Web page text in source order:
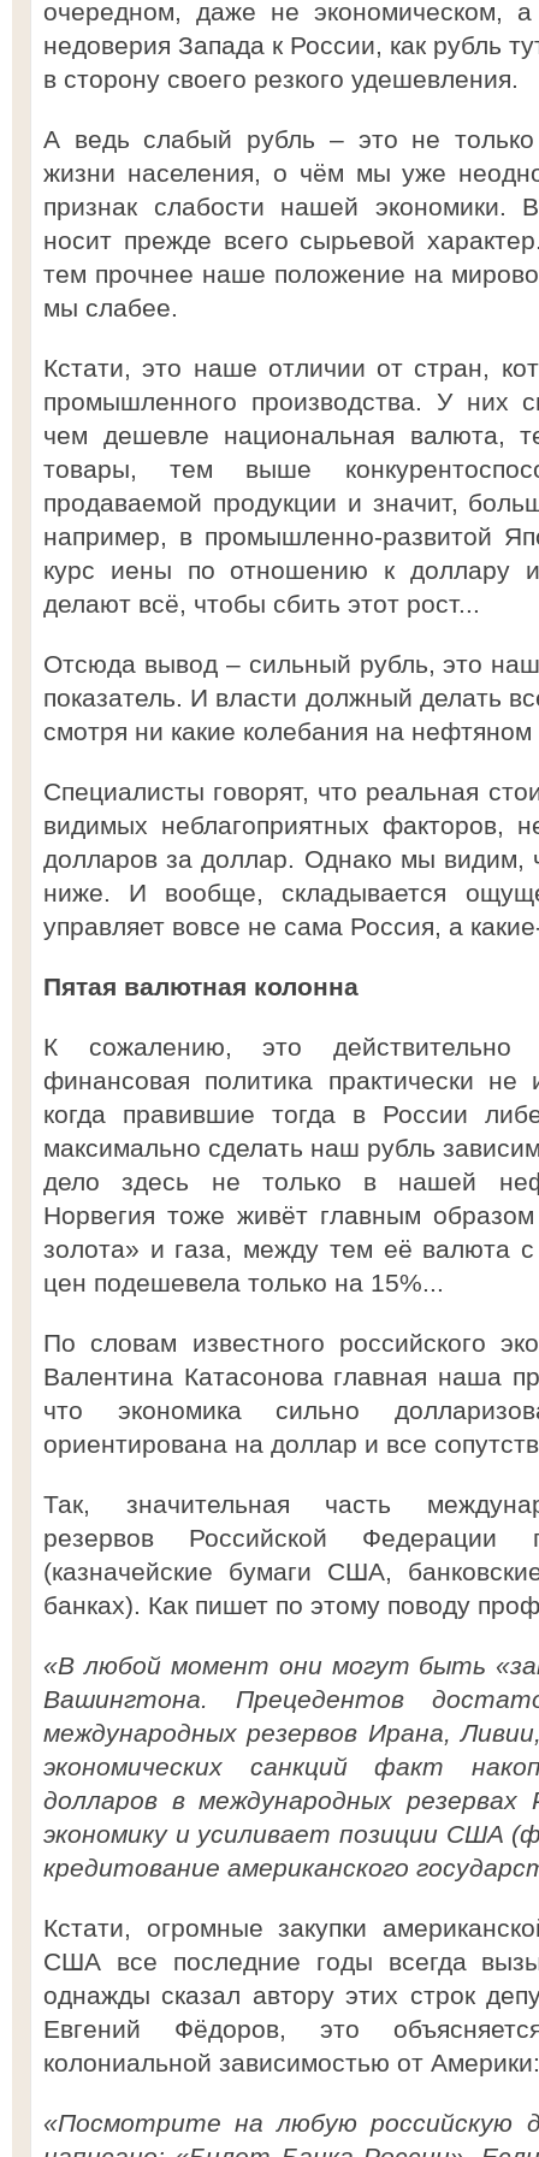
очередном, даже не экономическом, а
недоверия Запада к России, как рубль
в сторону своего резкого удешевления.
А ведь слабый рубль – это не
жизни населения, о чём мы уже
признак слабости нашей экономики.
носит прежде всего сырьевой
тем прочнее наше положение на
мы слабее.
Кстати, это наше отличии от стран,
промышленного производства. У них
чем дешевле национальная валюта,
товары, тем выше
продаваемой продукции и значит,
например, в промышленно-развитой
курс иены по отношению к доллару
делают всё, чтобы сбить этот рост...
Отсюда вывод – сильный рубль, это
показатель. И власти должный делать
смотря ни какие колебания на
Специалисты говорят, что реальная
видимых неблагоприятных факторов,
долларов за доллар. Однако мы видим,
ниже. И вообще, складывается
управляет вовсе не сама Россия, а
Пятая валютная колонна
К сожалению, это действительно
финансовая политика практически
когда правившие тогда в России
максимально сделать наш рубль
дело здесь не только в нашей
Норвегия тоже живёт главным
золота» и газа, между тем её валюта
цен подешевела только на 15%...
По словам известного российского
Валентина Катасонова главная наша
что экономика сильно
ориентирована на доллар и все
Так, значительная часть
резервов Российской Федерации
(казначейские бумаги США,
банках). Как пишет по этому поводу
«В любой момент они могут быть
Вашингтона. Прецедентов
международных резервов Ирана,
экономических санкций факт
долларов в международных
экономику и усиливает позиции США
кредитование американского
Кстати, огромные закупки
США все последние годы всегда
однажды сказал автору этих строк
Евгений Фёдоров, это
колониальной зависимостью от Америки:
«Посмотрите на любую российскую